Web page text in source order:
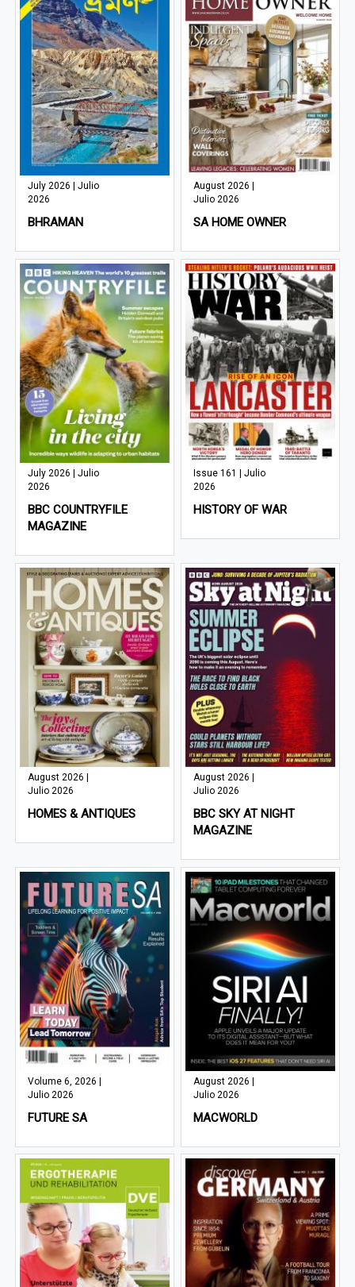
July 2026 | Julio
2026
BHRAMAN
August 2026 |
Julio 2026
SA HOME OWNER
July 2026 | Julio
2026
BBC COUNTRYFILE
MAGAZINE
Issue 161 | Julio
2026
HISTORY OF WAR
August 2026 |
Julio 2026
HOMES & ANTIQUES
August 2026 |
Julio 2026
BBC SKY AT NIGHT
MAGAZINE
Volume 6, 2026 |
Julio 2026
FUTURE SA
August 2026 |
Julio 2026
MACWORLD